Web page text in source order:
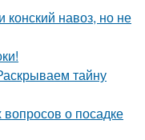
конский навоз, но не
тайну
о посадке